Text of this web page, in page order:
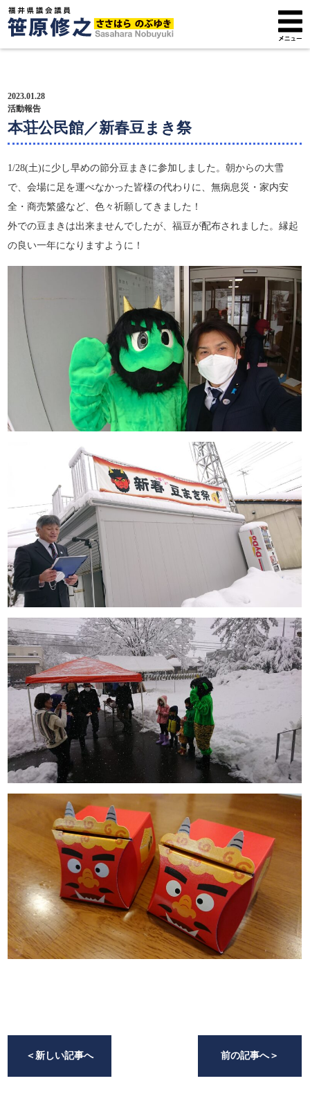
プロフィール
活動報告
広報紙
サポーター募集
2023.01.28
活動報告
本荘公民館／新春豆まき祭
1/28(土)に少し早めの節分豆まきに参加しました。朝からの大雪
で、会場に足を運べなかった皆様の代わりに、無病息災・家内安
全・商売繁盛など、色々祈願してきました！
外での豆まきは出来ませんでしたが、福豆が配布されました。縁起
の良い一年になりますように！
前の記事へ＞
＜新しい記事へ